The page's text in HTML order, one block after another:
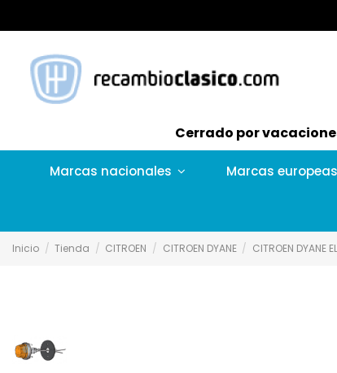
Cerrado por
Marcas nacionales Marcas europeas
Inicio Tienda CITROEN CITROEN DYANE CITROEN DYANE